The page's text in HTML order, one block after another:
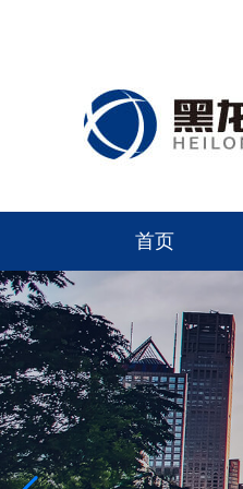
首页